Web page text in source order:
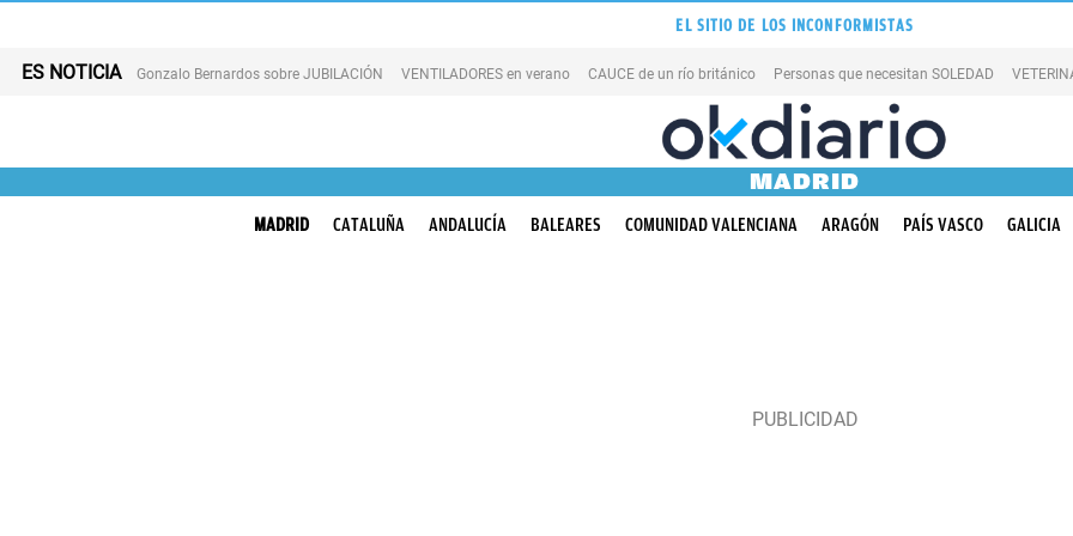
EL SITIO DE LOS INCONFORMISTAS
ES NOTICIA Gonzalo Bernardos sobre JUBILACIÓN VENTILADORES en verano CAUCE de un río británico Personas que necesitan SOLEDAD
MADRID
MADRID CATALUÑA ANDALUCÍA BALEARES COMUNIDAD VALENCIANA ARAGÓN PAÍS VASCO GALICIA